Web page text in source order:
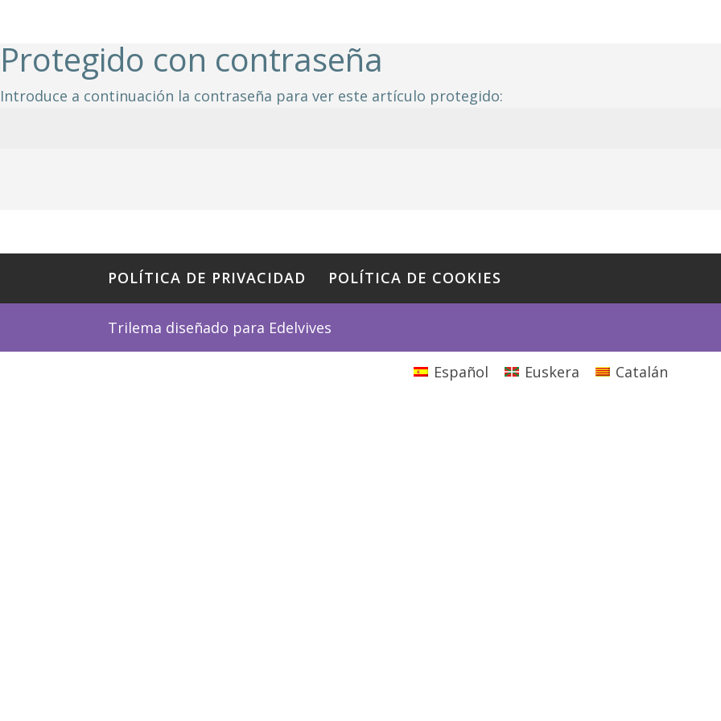
Protegido con contraseña
Introduce a continuación la contraseña para ver este artículo protegido:
POLÍTICA DE PRIVACIDAD POLÍTICA DE COOKIES
Trilema diseñado para Edelvives
Español Euskera Catalán